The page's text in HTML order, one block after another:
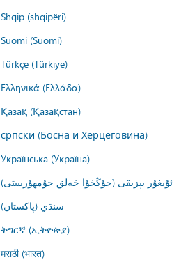
Shqip (shqipëri)
Suomi (Suomi)
Türkçe (Türkiye)
Ελληνικά (Ελλάδα)
Қазақ (Қазақстан)
српски (Босна и Херцеговина)
Українська (Україна)
ئۇيغۇر يېزىقى (جۇڭخۇا خەلق جۇمھۇرىيىتى)
سنڌي (پاکستان)
ትግርኛ (ኢትዮጵያ)
मराठी (भारत)